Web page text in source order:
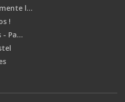
l…
!
- Pa…